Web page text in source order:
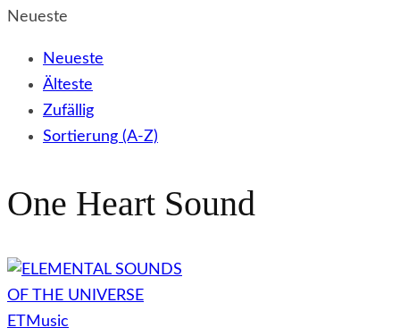
Neueste
Neueste
Älteste
Zufällig
Sortierung (A-Z)
One Heart Sound